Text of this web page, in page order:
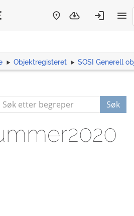
Objektregisteret SOSI Generell
Søk